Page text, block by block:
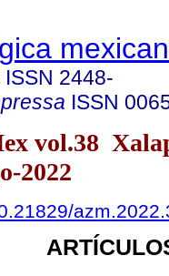
ISSN 2448-
ISSN
vol.38
2022